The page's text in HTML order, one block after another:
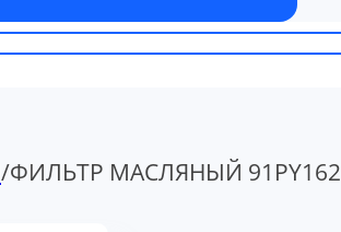
/ФИЛЬТР МАСЛЯНЫЙ 91PY162